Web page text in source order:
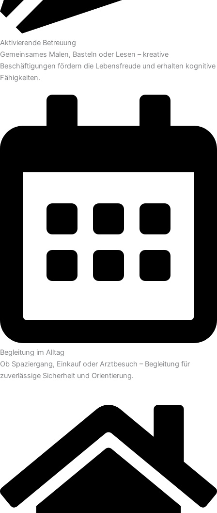
Aktivierende Betreuung
Gemeinsames Malen, Basteln oder Lesen – kreative
Beschäftigungen fördern die Lebensfreude und erhalten kognitive
Fähigkeiten.
Begleitung im Alltag
Ob Spaziergang, Einkauf oder Arztbesuch – Begleitung für
zuverlässige Sicherheit und Orientierung.